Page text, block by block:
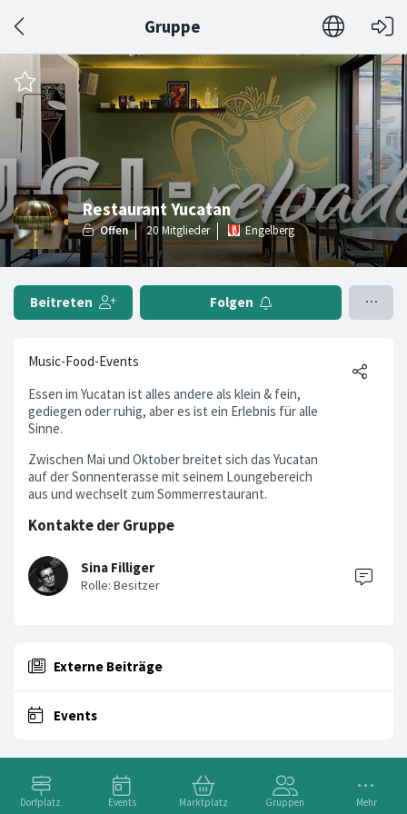
Gruppe
Dorfplatz Events Marktplatz Gruppen Mehr
Restaurant Yucatan
Engelberg
Beitreten Folgen
Music-Food-Events
Essen im Yucatan ist alles andere als klein & fein,
gediegen oder ruhig, aber es ist ein Erlebnis für alle
Sinne.
Zwischen Mai und Oktober breitet sich das Yucatan
auf der Sonnenterasse mit seinem Loungebereich
aus und wechselt zum Sommerrestaurant.
Kontakte der Gruppe
Sina Filliger
Externe Beiträge
Events